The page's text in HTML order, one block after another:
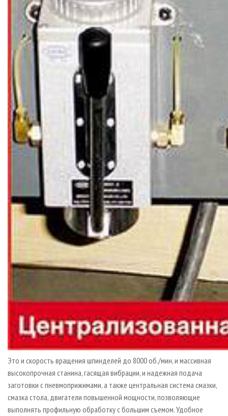
Это и скорость вращения шпинделей до 8000 об./мин, и массивная
высокопрочная станина, гасящая вибрации, и надежная подача
заготовки с пневмоприжимами, а также центральная система смазки,
смазка стола, двигатели повышенной мощности, позволяющие
выполнять профильную обработку с большим съемом. Удобное